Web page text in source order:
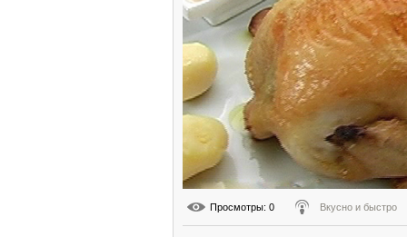
Просмотры: 0 Вкусно и быстро